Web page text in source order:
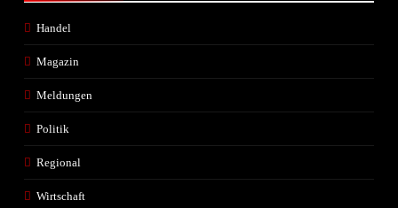
Handel
Magazin
Meldungen
Politik
Regional
Wirtschaft